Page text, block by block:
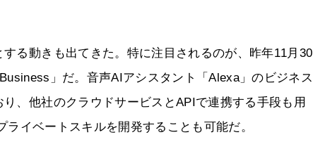
る動きも出てきた。特に注目されるのが、昨年11月30
」だ。音声AIアシスタント「Alexa」のビジネス
、他社のクラウドサービスとAPIで連携する手段も用
イベートスキルを開発することも可能だ。